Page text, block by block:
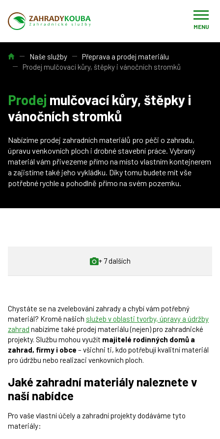
MENU
Úvod Naše služby
Přeprava a prodej materiálu
Prodej mulčovací kůry, štěpky i vánočních stromků
Prodej mulčovací kůry, štěpky i
vánočních stromků
Nabízíme prodej zahradních materiálů pro péči o zahradu,
úpravu venkovních ploch i drobné stavební práce. Vybraný
materiál vám přivezeme přímo na místo vlastním kontejnerem
a zajistíme také jeho vykládku. Díky tomu budete mít vše
potřebné rychle a pohodlně přímo na svém pozemku.
+ 7 dalších
Chystáte se na zvelebování zahrady a chybí vám potřebný
materiál? Kromě našich služeb v oblasti tvorby, úpravy a údržby
zahrad nabízíme také prodej materiálu (nejen) pro zahradnické
projekty. Službu mohou využít majitelé rodinných domů a
zahrad, firmy i obce – všichni ti, kdo potřebují kvalitní materiál
pro údržbu nebo realizaci venkovních ploch.
Jaké zahradní materiály naleznete v
naší nabídce
Pro vaše vlastní účely a zahradní projekty dodáváme tyto
materiály: